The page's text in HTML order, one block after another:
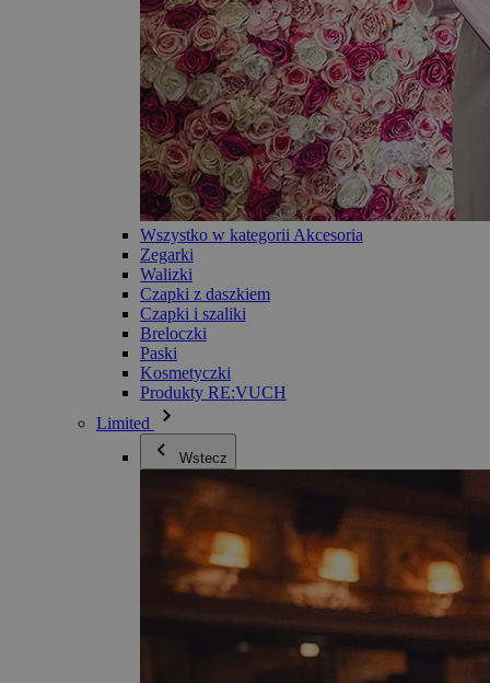
Wszystko w kategorii Akcesoria
Zegarki
Walizki
Czapki z daszkiem
Czapki i szaliki
Breloczki
Paski
Kosmetyczki
Produkty RE:VUCH
Limited
Wstecz